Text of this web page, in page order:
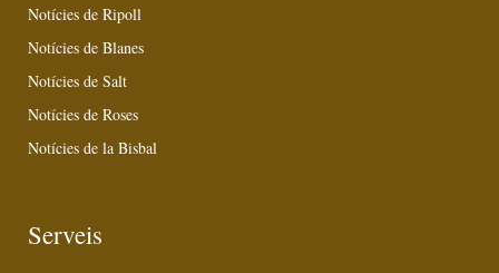
Notícies de Ripoll
Notícies de Blanes
Notícies de Salt
Notícies de Roses
Notícies de la Bisbal
Serveis